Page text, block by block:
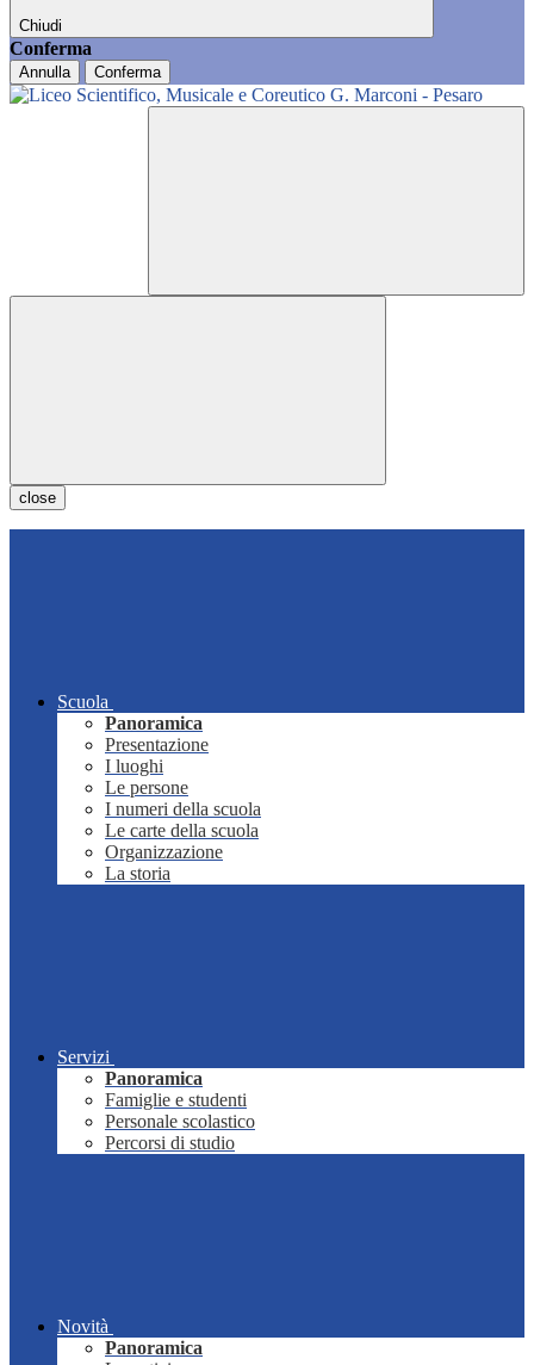
Chiudi
Conferma
Annulla Conferma
close
Scuola
Panoramica
Presentazione
I luoghi
Le persone
I numeri della scuola
Le carte della scuola
Organizzazione
La storia
Servizi
Panoramica
Famiglie e studenti
Personale scolastico
Percorsi di studio
Novità
Panoramica